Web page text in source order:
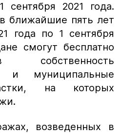
сентября 2021 года.
ближайшие пять лет
года по 1 сентября
смогут бесплатно
и муниципальные
на которых
возведенных в